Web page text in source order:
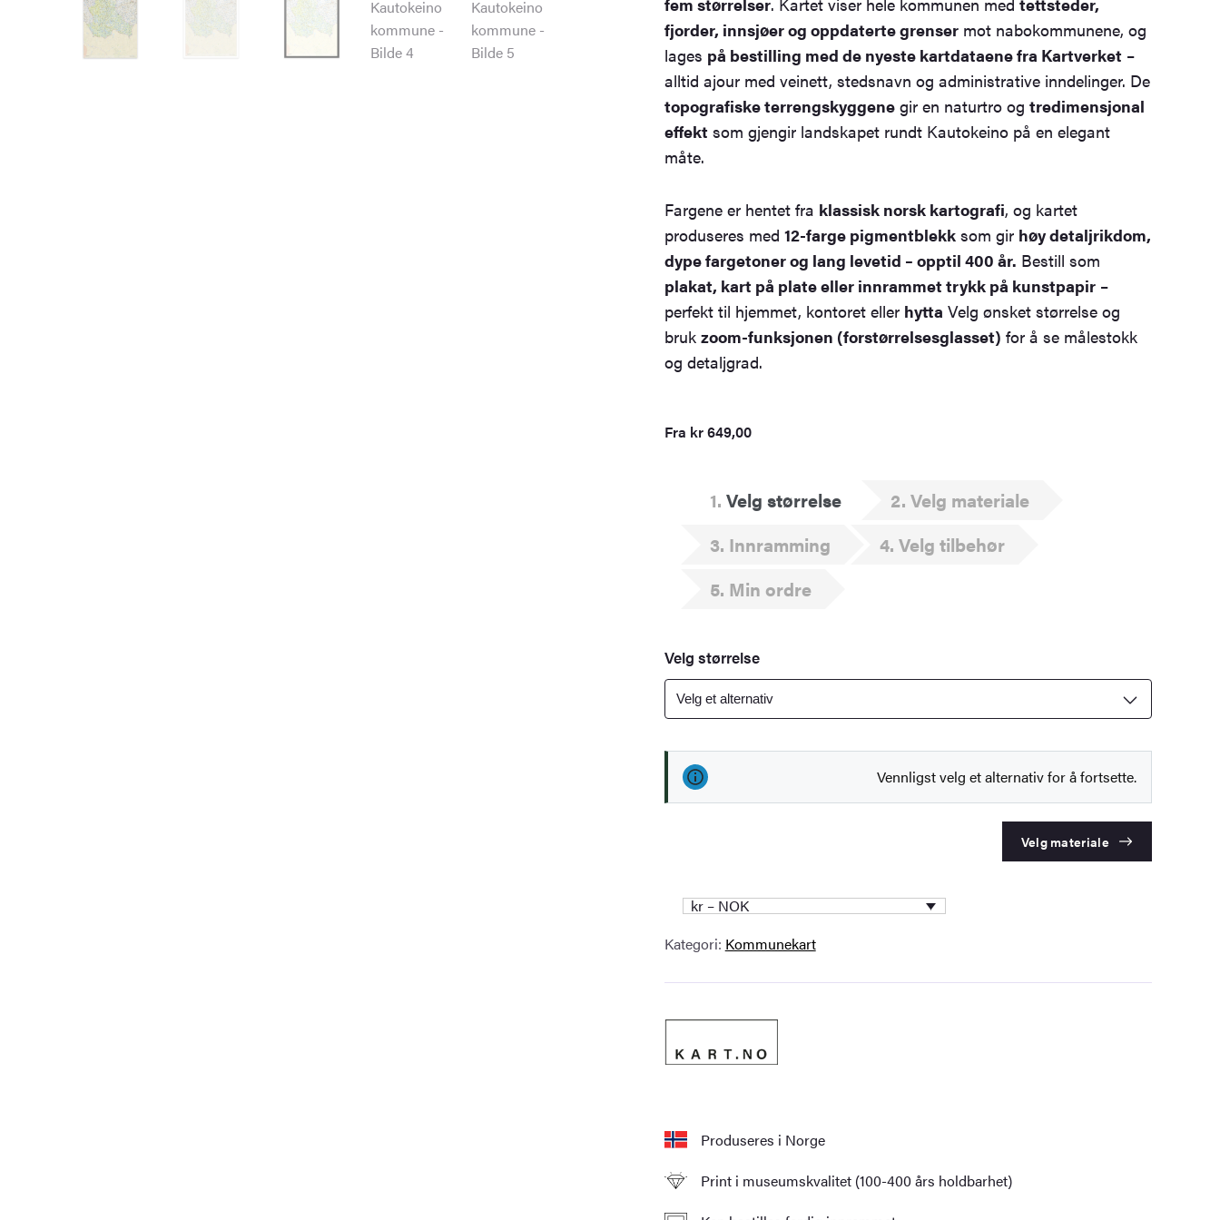
fjorder, innsjøer og oppdaterte grensermot nabokommunene, og
lages på bestilling med de nyeste kartdataene fra Kartverket–
alltid ajour med veinett, stedsnavn og administrative inndelinger. De
topografiske terrengskyggenegir en naturtro og tredimensjonal
effektsom gjengir landskapet rundt Kautokeino på en elegant
måte.
Fargene er hentet fra klassisk norsk kartografi, og kartet
produseres med 12-farge pigmentblekksom gir høy detaljrikdom,
dype fargetoner og lang levetid – opptil 400 år. Bestill som
plakat, kart på plate eller innrammet trykk på kunstpapir–
perfekt til hjemmet, kontoret eller hytta Velg ønsket størrelse og
bruk zoom-funksjonen (forstørrelsesglasset) for å se målestokk
og detaljgrad.
Fra kr649,00
1 Velg størrelse 2 Velg materiale
3 Innramming 4 Velg tilbehør
5 Min ordre
Velg størrelse
Vennligst velg et alternativ for å fortsette.
Velg materiale
kr – NOK
Kategori: Kommunekart
Produseres i Norge
Print i museumskvalitet (100-400 års holdbarhet)